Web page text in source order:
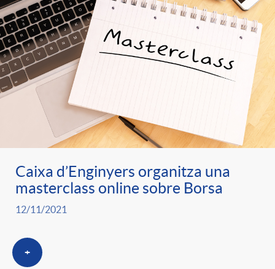
r
o
C
t
e
g
g
u
t
s
Caixa d’Enginyers organitza una
masterclass online sobre Borsa
12/11/2021
+